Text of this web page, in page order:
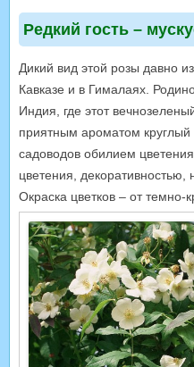
Редкий гость –
Дикий вид этой розы давно
Кавказе и в Гималаях.
Индия, где этот
приятным ароматом
садоводов обилием
цветения,
Окраска цветков – от темно-